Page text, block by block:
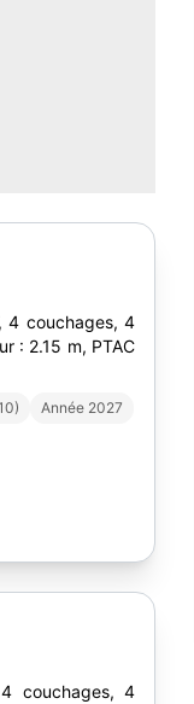
4 couchages, 4
: 2.15 m, PTAC
Année 2027
couchages, 4